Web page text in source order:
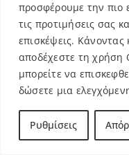
προσφέρουμε την πιο
τις προτιμήσεις σας
επισκέψεις.
αποδέχεστε τη
μπορείτε να
δώσετε μια
Ρυθμίσεις
Καρτούλες (4)
Κεριά(7)
Μπαντάνες(2)
Μπομπονιέρες